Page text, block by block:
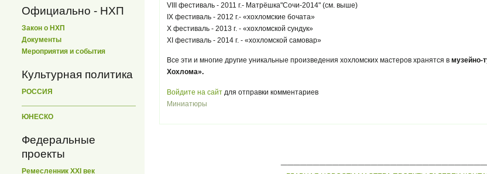
Официально - НХП
Закон о НХП
Документы
Мероприятия и события
Культурная политика
РОССИЯ
ЮНЕСКО
Федеральные
проекты
Ремесленник XXI век
VIII фестиваль - 2011 г.- Матрёшка"Сочи-2014" (см. выше)
IX фестиваль - 2012 г.- «хохломские бочата»
X фестиваль - 2013 г. - «хохломской сундук»
XI фестиваль - 2014 г. - «хохломской самовар»
Все эти и многие другие уникальные произведения хохломских мастеров хранятся в музейно-
Хохлома».
Войдите на сайт для отправки комментариев
Миниатюры